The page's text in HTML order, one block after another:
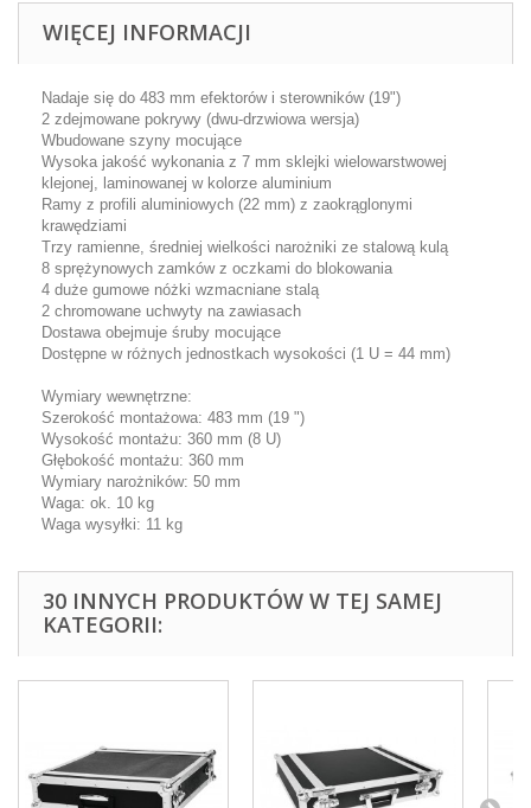
WIĘCEJ INFORMACJI
Nadaje się do 483 mm efektorów i sterowników (19")
2 zdejmowane pokrywy (dwu-drzwiowa wersja)
Wbudowane szyny mocujące
Wysoka jakość wykonania z 7 mm sklejki wielowarstwowej
klejonej,
laminowanej w kolorze aluminium
Ramy z profili aluminiowych (22 mm) z zaokrąglonymi
krawędziami
Trzy ramienne, średniej wielkości narożniki ze stalową kulą
8 sprężynowych zamków z oczkami do blokowania
4 duże gumowe nóżki wzmacniane stalą
2 chromowane uchwyty na zawiasach
Dostawa obejmuje śruby mocujące
Dostępne w różnych jednostkach wysokości (1 U = 44 mm)
Wymiary wewnętrzne:
Szerokość montażowa: 483 mm (19 ")
Wysokość montażu: 360 mm (8 U)
Głębokość montażu: 360 mm
Wymiary narożników: 50 mm
Waga: ok. 10 kg
Waga wysyłki: 11 kg
30 INNYCH PRODUKTÓW W TEJ SAMEJ
KATEGORII: